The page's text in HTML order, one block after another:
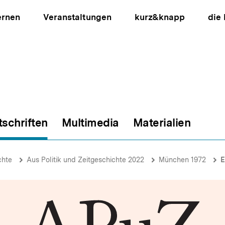
Veranstaltungen kurz&knapp die
Multimedia Materialien
Aus Politik und Zeitgeschichte 2022 München 1972